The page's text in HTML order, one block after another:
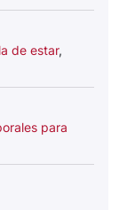
de estar,
para